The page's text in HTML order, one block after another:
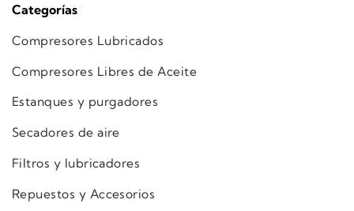
Categorías
Compresores Lubricados
Compresores Libres de Aceite
Estanques y purgadores
Secadores de aire
Filtros y lubricadores
Repuestos y Accesorios